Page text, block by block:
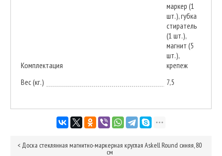
Комплектация
маркер (1
шт.), губка
стиратель
(1 шт.),
магнит (5
шт.),
крепеж
Вес (кг.)
7,5
< Доска стеклянная магнитно-маркерная круглая Askell Round синяя, 80
см